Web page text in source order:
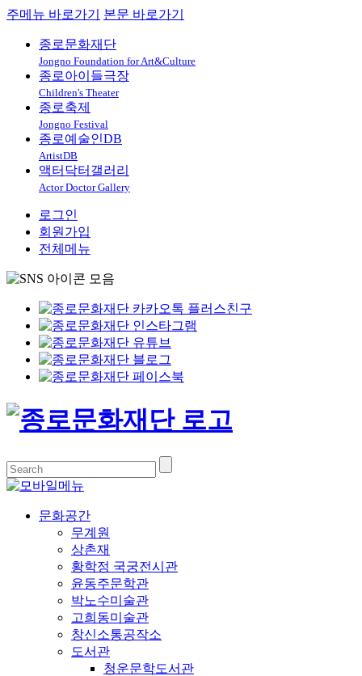
주메뉴 바로가기 본문 바로가기
종로문화재단
Jongno Foundation for Art&Culture
종로아이들극장
Children's Theater
종로축제
Jongno Festival
종로예술인DB
ArtistDB
액터닥터갤러리
Actor Doctor Gallery
로그인
회원가입
전체메뉴
문화공간
무계원
상촌재
황학정 국궁전시관
윤동주문학관
박노수미술관
고희동미술관
창신소통공작소
도서관
청운문학도서관